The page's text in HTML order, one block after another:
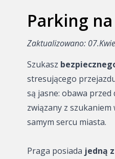
Parking
Zaktualizowano:
Szukasz
stresującego
są jasne: obawa
związany z
samym sercu miasta.
Praga posiada jedną